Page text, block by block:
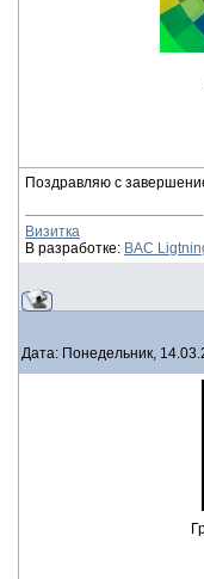
Поздравляю с
Визитка
В разработке: BAC
Дата: Понедельник,